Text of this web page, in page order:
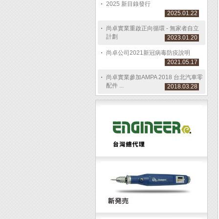
2025 新目錄發行
2025.01.22
尚卓實業重啟正向循環 - 無家者自立
計劃
2023.01.20
尚卓公司2021新冠病毒防疫說明
2021.05.17
尚卓實業參加AMPA 2018 台北汽車零
配件 ...
2018.03.28